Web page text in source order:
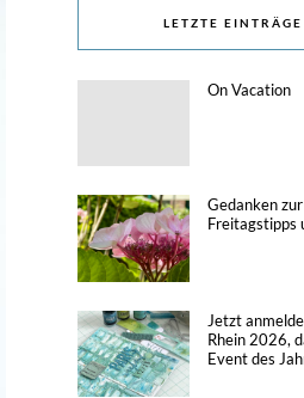
LETZTE EINTRÄGE
On Vacation
Gedanken
Freitagstipps
Jetzt
Rhein 2026,
Event des